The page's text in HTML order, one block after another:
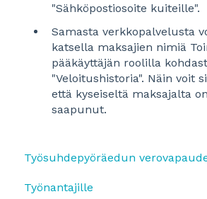
"Sähköpostiosoite kuiteille".
Samasta verkkopalvelusta
katsella maksajien nimiä
pääkäyttäjän roolilla
"Veloitushistoria". Näin voit
että kyseiseltä maksajalta
saapunut.
Työsuhdepyöräedun
Työnantajille